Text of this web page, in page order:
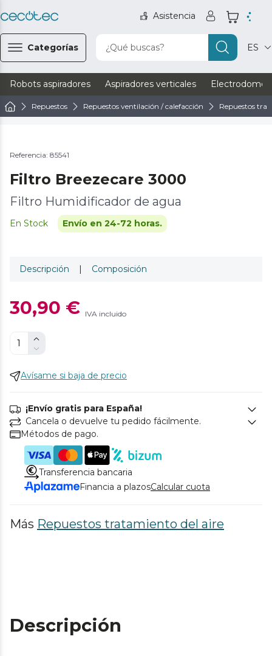
Asistencia
Categorías ¿Qué buscas? ES
Robots aspiradores Aspiradores verticales
Repuestos Repuestos ventilación / calefacción Repuestos
Referencia: 85541
Filtro Breezecare 3000
Filtro Humidificador de agua
En Stock Envío en 24-72 horas.
Descripción | Composición
30,90 € IVA incluido
Avísame si baja de precio
¡Envío gratis para España!
Cancela o devuelve tu pedido fácilmente.
Métodos de pago.
Transferencia bancaria
Financia a plazosCalcular cuota
Más Repuestos tratamiento del aire
Descripción